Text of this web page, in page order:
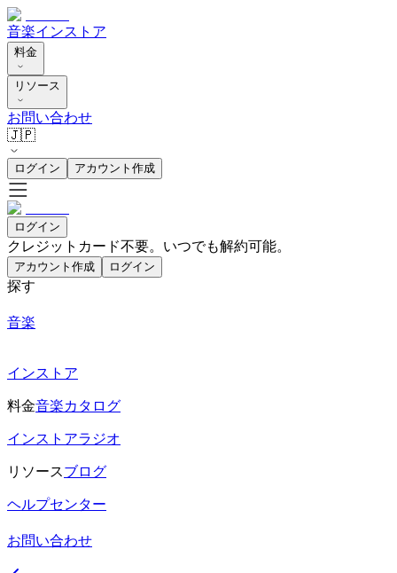
音楽インストア
料金
リソース
お問い合わせ
🇯🇵
ログイン アカウント作成
ログイン
クレジットカード不要。いつでも解約可能。
アカウント作成 ログイン
探す
音楽
インストア
料金音楽カタログ
インストアラジオ
リソースブログ
ヘルプセンター
お問い合わせ